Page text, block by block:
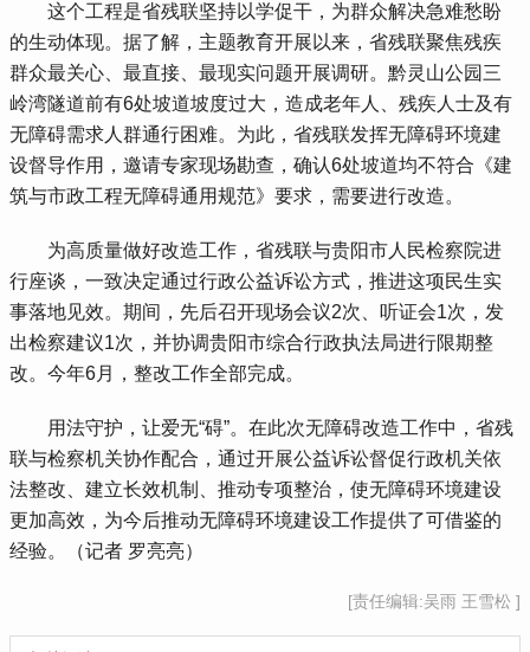
这个工程是省残联坚持以学促干，为群众解决急难愁盼
的生动体现。据了解，主题教育开展以来，省残联聚焦残疾
群众最关心、最直接、最现实问题开展调研。黔灵山公园三
岭湾隧道前有6处坡道坡度过大，造成老年人、残疾人士及有
无障碍需求人群通行困难。为此，省残联发挥无障碍环境建
设督导作用，邀请专家现场勘查，确认6处坡道均不符合《建
筑与市政工程无障碍通用规范》要求，需要进行改造。
为高质量做好改造工作，省残联与贵阳市人民检察院进
行座谈，一致决定通过行政公益诉讼方式，推进这项民生实
事落地见效。期间，先后召开现场会议2次、听证会1次，发
出检察建议1次，并协调贵阳市综合行政执法局进行限期整
改。今年6月，整改工作全部完成。
用法守护，让爱无“碍”。在此次无障碍改造工作中，省残
联与检察机关协作配合，通过开展公益诉讼督促行政机关依
法整改、建立长效机制、推动专项整治，使无障碍环境建设
更加高效，为今后推动无障碍环境建设工作提供了可借鉴的
经验。（记者 罗亮亮）
[责任编辑:吴雨 王雪松 ]